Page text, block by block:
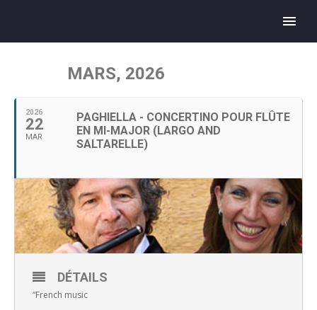
MARS, 2026
2026
22
MAR
PAGHIELLA - CONCERTINO POUR FLÛTE
EN MI-MAJOR (LARGO AND
SALTARELLE)
DÉTAILS
“French music